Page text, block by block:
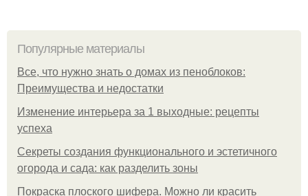
Популярные материалы
Все, что нужно знать о домах из пеноблоков:
Преимущества и недостатки
Изменение интерьера за 1 выходные: рецепты
успеха
Секреты создания функционального и эстетичного
огорода и сада: как разделить зоны
Покраска плоского шифера. Можно ли красить